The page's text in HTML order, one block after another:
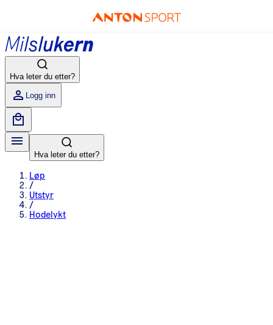
Hva leter du etter?
Logg inn
Hva leter du etter?
Løp
/
Utstyr
/
Hodelykt